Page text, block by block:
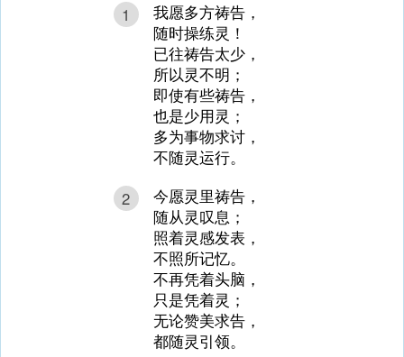
1
我愿多方祷告，
随时操练灵！
已往祷告太少，
所以灵不明；
即使有些祷告，
也是少用灵；
多为事物求讨，
不随灵运行。
2
今愿灵里祷告，
随从灵叹息；
照着灵感发表，
不照所记忆。
不再凭着头脑，
只是凭着灵；
无论赞美求告，
都随灵引领。